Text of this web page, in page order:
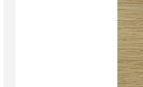
AUDIOPHONICS DA-S250NC
Amplificateur 4 Voies pour...